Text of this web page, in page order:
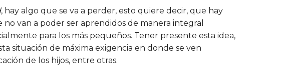
, hay algo que se va a perder, esto quiere decir, que hay
van a poder ser aprendidos de manera integral
para los más pequeños. Tener presente esta idea,
situación de máxima exigencia en donde se ven
de los hijos, entre otras.